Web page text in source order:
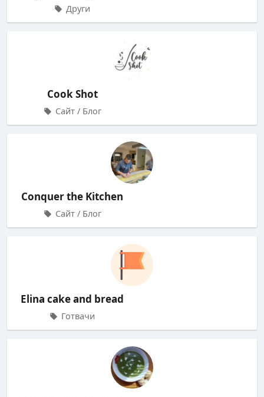
Други
Cook Shot
Сайт / Блог
Conquer the Kitchen
Сайт / Блог
Elina cake and bread
Готвачи